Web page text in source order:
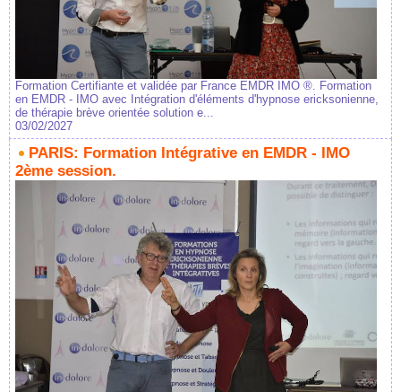
Formation Certifiante et validée par France EMDR IMO ®. Formation
en EMDR - IMO avec Intégration d'éléments d'hypnose ericksonienne,
de thérapie brève orientée solution e...
03/02/2027
PARIS: Formation Intégrative en EMDR - IMO
2ème session.